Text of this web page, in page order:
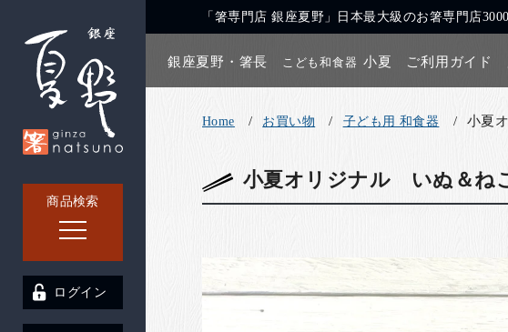
商品検索
「箸専門店 銀座夏野」日本最大級のお箸専門店
銀座夏野・箸長 こども和食器 小夏 ご利用ガイド
ログイン
Home お買い物 子ども用 和食器 小夏
小夏オリジナル いぬ＆ね